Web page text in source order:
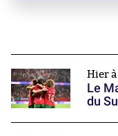
Hier à
Le
du